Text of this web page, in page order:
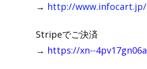
→ http://www.infocart.jp/
Stripeでご決済
→ https://xn--